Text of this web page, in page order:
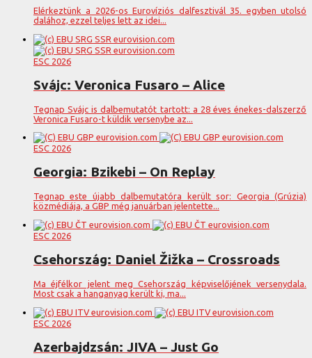
Elérkeztünk a 2026-os Eurovíziós dalfesztivál 35. egyben utolsó
dalához, ezzel teljes lett az idei...
ESC 2026
Svájc: Veronica Fusaro – Alice
Tegnap Svájc is dalbemutatót tartott: a 28 éves énekes-dalszerző
Veronica Fusaro-t küldik versenybe az...
ESC 2026
Georgia: Bzikebi – On Replay
Tegnap este újabb dalbemutatóra került sor: Georgia (Grúzia)
közmédiája, a GBP még januárban jelentette...
ESC 2026
Csehország: Daniel Žižka – Crossroads
Ma éjfélkor jelent meg Csehország képviselőjének versenydala.
Most csak a hanganyag került ki, ma...
ESC 2026
Azerbajdzsán: JIVA – Just Go